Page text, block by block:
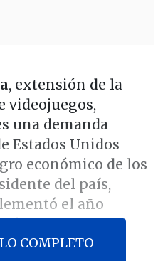
, extensión de la
videojuegos,
una demanda
Estados Unidos
económico de los
del país,
el año
Aftermath.
COMPLETO